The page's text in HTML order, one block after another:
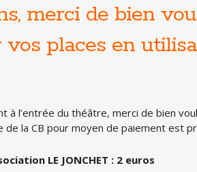
merci de bien
vos places en
à l’entrée du théâtre, merci de bien
de la CB pour moyen de paiement est
LE JONCHET : 2 euros